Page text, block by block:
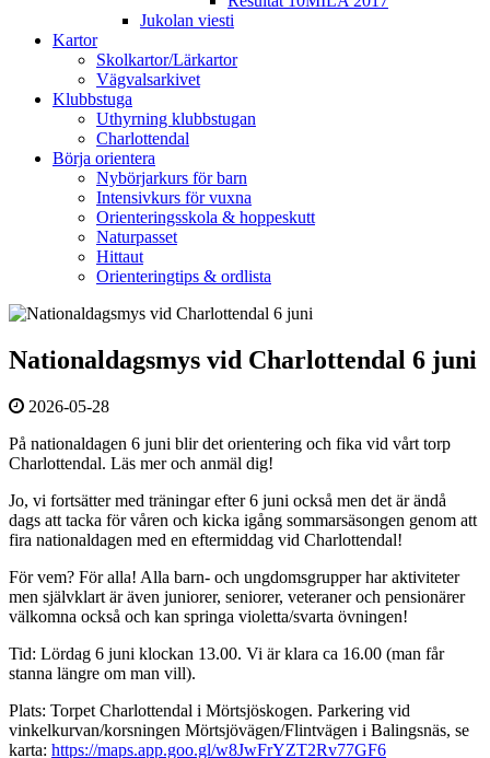
Jukolan viesti
Kartor
Skolkartor/Lärkartor
Vägvalsarkivet
Klubbstuga
Uthyrning klubbstugan
Charlottendal
Börja orientera
Nybörjarkurs för barn
Intensivkurs för vuxna
Orienteringsskola & hoppeskutt
Naturpasset
Hittaut
Orienteringtips & ordlista
Nationaldagsmys vid Charlottendal 6 juni
2026-05-28
På nationaldagen 6 juni blir det orientering och fika vid vårt torp
Charlottendal. Läs mer och anmäl dig!
Jo, vi fortsätter med träningar efter 6 juni också men det är ändå
dags att tacka för våren och kicka igång sommarsäsongen genom att
fira nationaldagen med en eftermiddag vid Charlottendal!
För vem? För alla! Alla barn- och ungdomsgrupper har aktiviteter
men självklart är även juniorer, seniorer, veteraner och pensionärer
välkomna också och kan springa violetta/svarta övningen!
Tid: Lördag 6 juni klockan 13.00. Vi är klara ca 16.00 (man får
stanna längre om man vill).
Plats: Torpet Charlottendal i Mörtsjöskogen. Parkering vid
vinkelkurvan/korsningen Mörtsjövägen/Flintvägen i Balingsnäs, se
karta: https://maps.app.goo.gl/w8JwFrYZT2Rv77GF6